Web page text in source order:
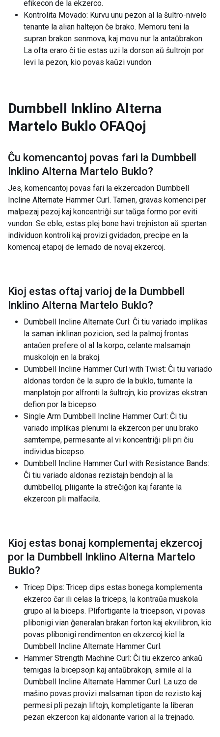
efikecon de la ekzerco.
Kontrolita Movado: Kurvu unu pezon al la ŝultro-nivelo
tenante la alian haltejon ĉe brako. Memoru teni la
supran brakon senmova, kaj movu nur la antaŭbrakon.
La ofta eraro ĉi tie estas uzi la dorson aŭ ŝultrojn por
levi la pezon, kio povas kaŭzi vundon
Dumbbell Inklino Alterna
Martelo Buklo OFAQoj
Ĉu komencantoj povas fari la Dumbbell
Inklino Alterna Martelo Buklo?
Jes, komencantoj povas fari la ekzercadon Dumbbell
Incline Alternate Hammer Curl. Tamen, gravas komenci per
malpezaj pezoj kaj koncentriĝi sur taŭga formo por eviti
vundon. Se eble, estas plej bone havi trejniston aŭ spertan
individuon kontroli kaj provizi gvidadon, precipe en la
komencaj etapoj de lernado de novaj ekzercoj.
Kioj estas oftaj varioj de la Dumbbell
Inklino Alterna Martelo Buklo?
Dumbbell Incline Alternate Curl: Ĉi tiu variado implikas
la saman inklinan pozicion, sed la palmoj frontas
antaŭen prefere ol al la korpo, celante malsamajn
muskolojn en la brakoj.
Dumbbell Incline Hammer Curl with Twist: Ĉi tiu variado
aldonas tordon ĉe la supro de la buklo, turnante la
manplatojn por alfronti la ŝultrojn, kio provizas ekstran
defion por la bicepso.
Single Arm Dumbbell Incline Hammer Curl: Ĉi tiu
variado implikas plenumi la ekzercon per unu brako
samtempe, permesante al vi koncentriĝi pli pri ĉiu
individua bicepso.
Dumbbell Incline Hammer Curl with Resistance Bands:
Ĉi tiu variado aldonas rezistajn bendojn al la
dumbbelloj, pliigante la streĉiĝon kaj farante la
ekzercon pli malfacila.
Kioj estas bonaj komplementaj ekzercoj
por la Dumbbell Inklino Alterna Martelo
Buklo?
Tricep Dips: Tricep dips estas bonega komplementa
ekzerco ĉar ili celas la triceps, la kontraŭa muskola
grupo al la biceps. Plifortigante la tricepson, vi povas
plibonigi vian ĝeneralan brakan forton kaj ekvilibron, kio
povas plibonigi rendimenton en ekzercoj kiel la
Dumbbell Incline Alternate Hammer Curl.
Hammer Strength Machine Curl: Ĉi tiu ekzerco ankaŭ
temigas la bicepsojn kaj antaŭbrakojn, simile al la
Dumbbell Incline Alternate Hammer Curl. La uzo de
maŝino povas provizi malsaman tipon de rezisto kaj
permesi pli pezajn liftojn, kompletigante la liberan
pezan ekzercon kaj aldonante varion al la trejnado.